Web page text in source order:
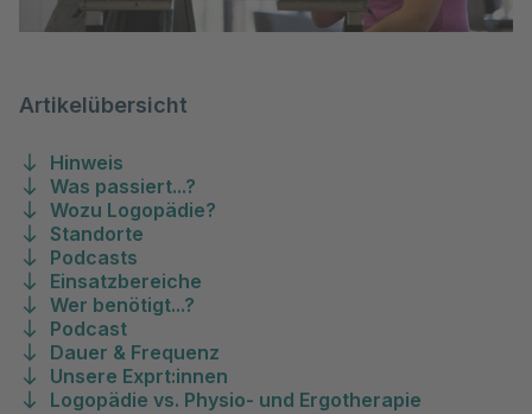
Artikelübersicht
Hinweis
Was passiert...?
Wozu Logopädie?
Standorte
Podcasts
Einsatzbereiche
Wer benötigt...?
Podcast
Dauer & Frequenz
Unsere Exprt:innen
Logopädie vs. Physio- und Ergotherapie